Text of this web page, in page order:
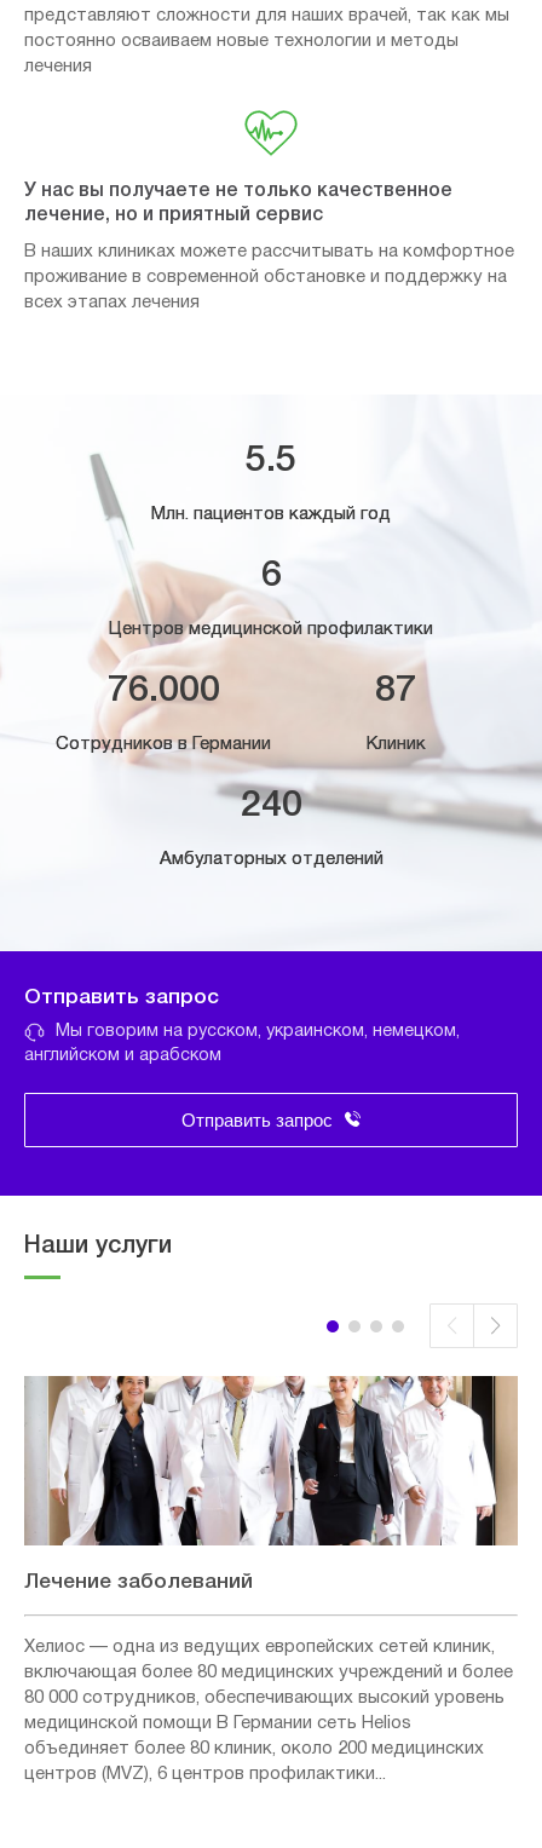
представляют сложности для наших врачей, так как мы
постоянно осваиваем новые технологии и методы
лечения
У нас вы получаете не только качественное
лечение, но и приятный сервис
В наших клиниках можете рассчитывать на комфортное
проживание в современной обстановке и поддержку на
всех этапах лечения
5.5
Млн. пациентов каждый год
6
Центров медицинской профилактики
76.000
Сотрудников в Германии
87
Клиник
240
Амбулаторных отделений
Отправить запрос
Мы говорим на русском, украинском, немецком,
английском и арабском
Отправить запрос
Наши услуги
Лечение заболеваний
Хелиос — одна из ведущих европейских сетей клиник,
включающая более 80 медицинских учреждений и более
80 000 сотрудников, обеспечивающих высокий уровень
медицинской помощи В Германии сеть Helios
объединяет более 80 клиник, около 200 медицинских
центров (MVZ), 6 центров профилактики...